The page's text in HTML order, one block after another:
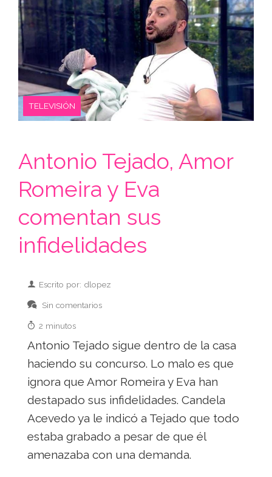
TELEVISIÓN
Antonio Tejado, Amor
Romeira y Eva
comentan sus
infidelidades
Escrito por: dlopez
Sin comentarios
2 minutos
Antonio Tejado sigue dentro de la casa
haciendo su concurso. Lo malo es que
ignora que Amor Romeira y Eva han
destapado sus infidelidades. Candela
Acevedo ya le indicó a Tejado que todo
estaba grabado a pesar de que él
amenazaba con una demanda.